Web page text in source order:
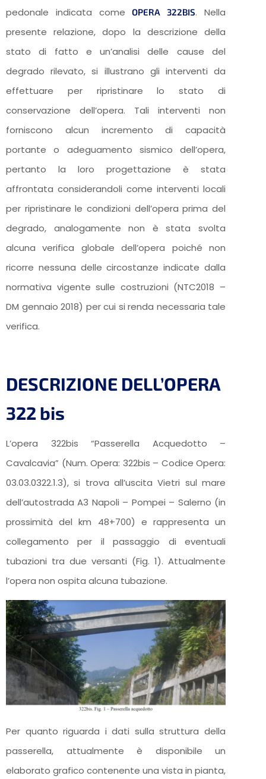
pedonale indicata comeOPERA 322BIS. Nella
presente relazione, dopo la descrizione della
stato di fatto e un’analisi delle cause del
degrado rilevato, si illustrano gli interventi da
effettuare per ripristinare lo stato di
conservazione dell’opera. Tali interventi non
forniscono alcun incremento di capacità
portante o adeguamento sismico dell’opera,
pertanto la loro progettazione è stata
affrontata considerandoli come interventi locali
per ripristinare le condizioni dell’opera prima del
degrado, analogamente non è stata svolta
alcuna verifica globale dell’opera poiché non
ricorre nessuna delle circostanze indicate dalla
normativa vigente sulle costruzioni (NTC2018 –
DM gennaio 2018) per cui si renda necessaria tale
verifica.
DESCRIZIONE DELL’OPERA
322 bis
L’opera 322bis “Passerella Acquedotto –
Cavalcavia” (Num. Opera: 322bis – Codice Opera:
03.03.0322.1.3), si trova all’uscita Vietri sul mare
dell’autostrada A3 Napoli – Pompei – Salerno (in
prossimità del km 48+700) e rappresenta un
collegamento per il passaggio di eventuali
tubazioni tra due versanti (Fig. 1). Attualmente
l’opera non ospita alcuna tubazione.
Per quanto riguarda i dati sulla struttura della
passerella, attualmente è disponibile un
elaborato grafico contenente una vista in pianta,